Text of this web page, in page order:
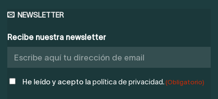
NEWSLETTER
Recibe nuestra newsletter
POLÍTICA
He leído y acepto la política de privacidad. (Obligatorio)